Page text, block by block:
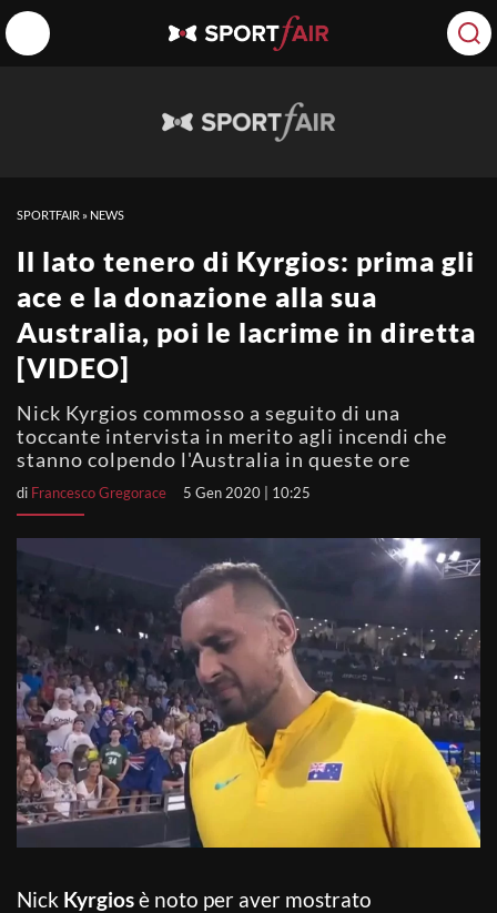
SPORTFAIR » NEWS
Il lato tenero di Kyrgios: prima gli
ace e la donazione alla sua
Australia, poi le lacrime in diretta
[VIDEO]
Nick Kyrgios commosso a seguito di una
toccante intervista in merito agli incendi che
stanno colpendo l'Australia in queste ore
di Francesco Gregorace 5 Gen 2020 | 10:25
Nick Kyrgiosè noto per aver mostrato